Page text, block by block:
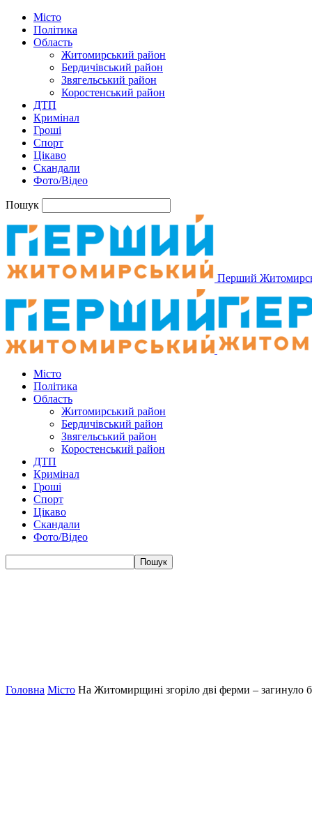
Місто
Політика
Область
Житомирський район
Бердичівський район
Звягельський район
Коростенський район
ДТП
Кримінал
Гроші
Спорт
Цікаво
Скандали
Фото/Відео
Пошук
Перший
Місто
Політика
Область
Житомирський район
Бердичівський район
Звягельський район
Коростенський район
ДТП
Кримінал
Гроші
Спорт
Цікаво
Скандали
Фото/Відео
Головна Місто На Житомирщині згоріло дві ферми – загинуло